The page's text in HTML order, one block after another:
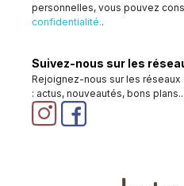
personnelles, vous pouvez
confidentialité..
Suivez-nous sur les
Rejoignez-nous sur les
: actus, nouveautés, bons plans...